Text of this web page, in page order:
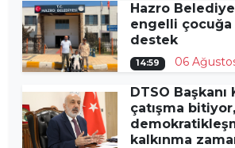
Hazro
engelli çocuğa
destek
14:59 06
DTSO Başkanı
çatışma
kalkınma